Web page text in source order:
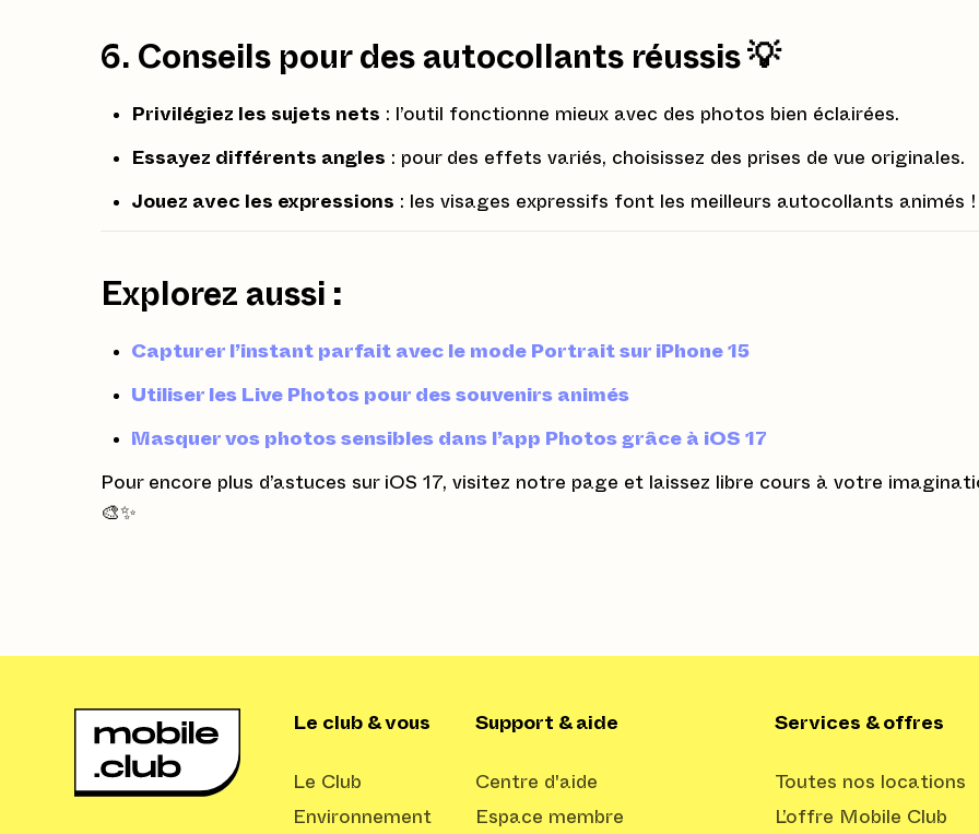
6. Conseils pour des autocollants réussis 💡
Privilégiez les sujets nets : l’outil fonctionne mieux avec des photos bien éclairées.
Essayez différents angles : pour des effets variés, choisissez des prises de vue originales.
Jouez avec les expressions : les visages expressifs font les meilleurs autocollants animés !
Explorez aussi :
Capturer l’instant parfait avec le mode Portrait sur iPhone 15
Utiliser les Live Photos pour des souvenirs animés
Masquer vos photos sensibles dans l’app Photos grâce à iOS 17
Pour encore plus d’astuces sur iOS 17, visitez notre page et laissez libre cours à votre
🎨✨
Le club & vous
Le Club
Environnement
Support & aide
Centre d'aide
Espace membre
Services & offres
Toutes nos locations
L’offre Mobile Club